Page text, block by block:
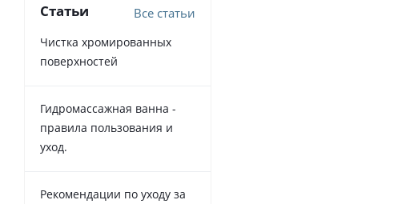
Статьи Все статьи
Чистка хромированных
поверхностей
Гидромассажная ванна -
правила пользования и
уход.
Рекомендации по уходу за